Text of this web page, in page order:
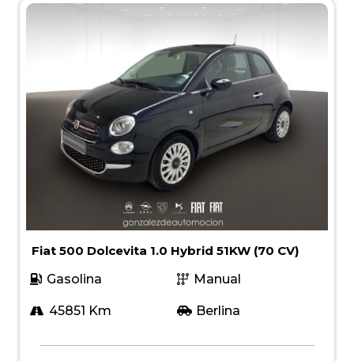
Fiat 500 Dolcevita 1.0 Hybrid 51KW (70 CV)
Gasolina
Manual
45851 Km Berlina